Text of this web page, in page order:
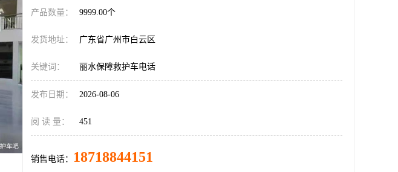
产品数量： 9999.00个
发货地址： 广东省广州市白云区
关键词： 丽水保障救护车电话
发布日期： 2026-08-06
阅 读 量： 451
销售电话： 18718844151